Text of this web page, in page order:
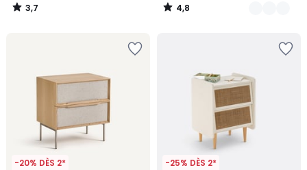
3,7
/
4,8
/
-20% DÈS 2* -25% DÈS 2*